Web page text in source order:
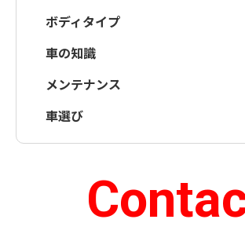
ボディタイプ
車の知識
メンテナンス
車選び